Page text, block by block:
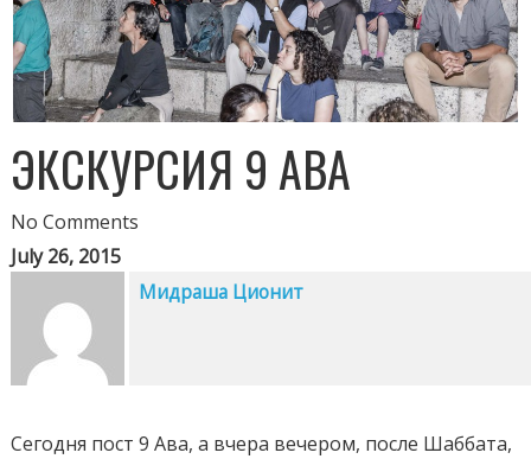
ЭКСКУРСИЯ 9 АВА
No Comments
July 26, 2015
Мидраша Ционит
Сегодня пост 9 Ава, а вчера вечером, после Шаббата,